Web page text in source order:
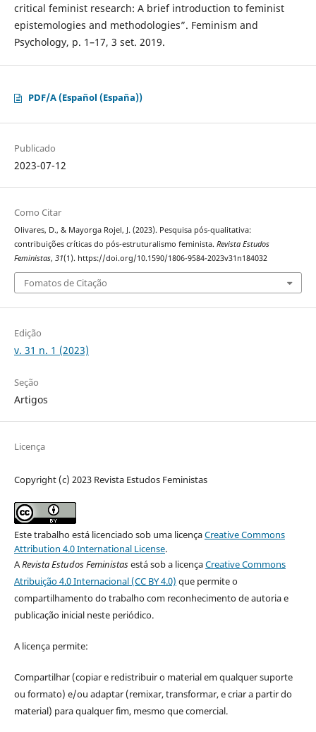
critical feminist research: A brief introduction to feminist
epistemologies and methodologies”. Feminism and
Psychology, p. 1–17, 3 set. 2019.
PDF/A (Español (España))
Publicado
2023-07-12
Como Citar
Olivares, D., & Mayorga Rojel, J. (2023). Pesquisa pós-qualitativa:
contribuições críticas do pós-estruturalismo feminista. Revista Estudos
Feministas, 31(1). https://doi.org/10.1590/1806-9584-2023v31n184032
Fomatos de Citação
Edição
v. 31 n. 1 (2023)
Seção
Artigos
Licença
Copyright (c) 2023 Revista Estudos Feministas
Este trabalho está licenciado sob uma licençaCreative Commons
Attribution 4.0 International License.
ARevista Estudos Feministasestá sob a licençaCreative Commons
Atribuição 4.0 Internacional (CC BY 4.0) que permite o
compartilhamento do trabalho com reconhecimento de autoria e
publicação inicial neste periódico.
A licença permite:
Compartilhar (copiar e redistribuir o material em qualquer suporte
ou formato) e/ou adaptar (remixar, transformar, e criar a partir do
material) para qualquer fim, mesmo que comercial.